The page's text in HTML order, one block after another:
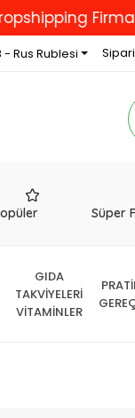
Firması...
- Rus Rublesi
Süper
GIDA
TAKVİYELERİ
VİTAMİNLER